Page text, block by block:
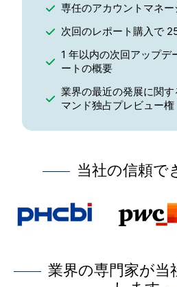
専任のアカウントマネー
次回のレポート購入で
1 年以内の次回アップデ
ートの概要
業界の最近の発展に関
マンド独占プレビュー権
当社の信頼で
業界の専門家が当